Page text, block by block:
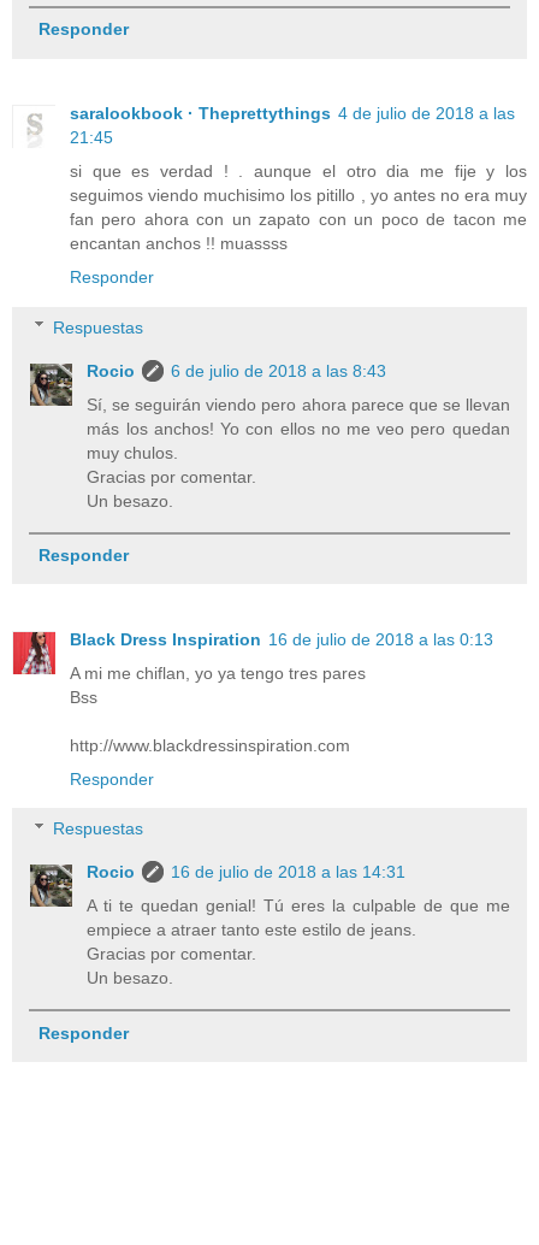
Responder
saralookbook · Theprettythings 4 de julio de 2018 a las
21:45
si que es verdad ! . aunque el otro dia me fije y los
seguimos viendo muchisimo los pitillo , yo antes no era muy
fan pero ahora con un zapato con un poco de tacon me
encantan anchos !! muassss
Responder
Respuestas
Rocio
6 de julio de 2018 a las 8:43
Sí, se seguirán viendo pero ahora parece que se llevan
más los anchos! Yo con ellos no me veo pero quedan
muy chulos.
Gracias por comentar.
Un besazo.
Responder
Black Dress Inspiration 16 de julio de 2018 a las 0:13
A mi me chiflan, yo ya tengo tres pares
Bss
http://www.blackdressinspiration.com
Responder
Respuestas
Rocio
16 de julio de 2018 a las 14:31
A ti te quedan genial! Tú eres la culpable de que me
empiece a atraer tanto este estilo de jeans.
Gracias por comentar.
Un besazo.
Responder